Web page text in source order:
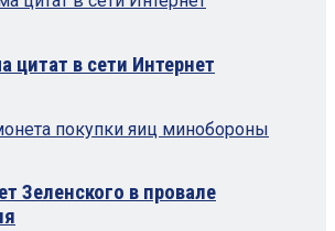
цитат в сети Интернет
Зеленского в провале